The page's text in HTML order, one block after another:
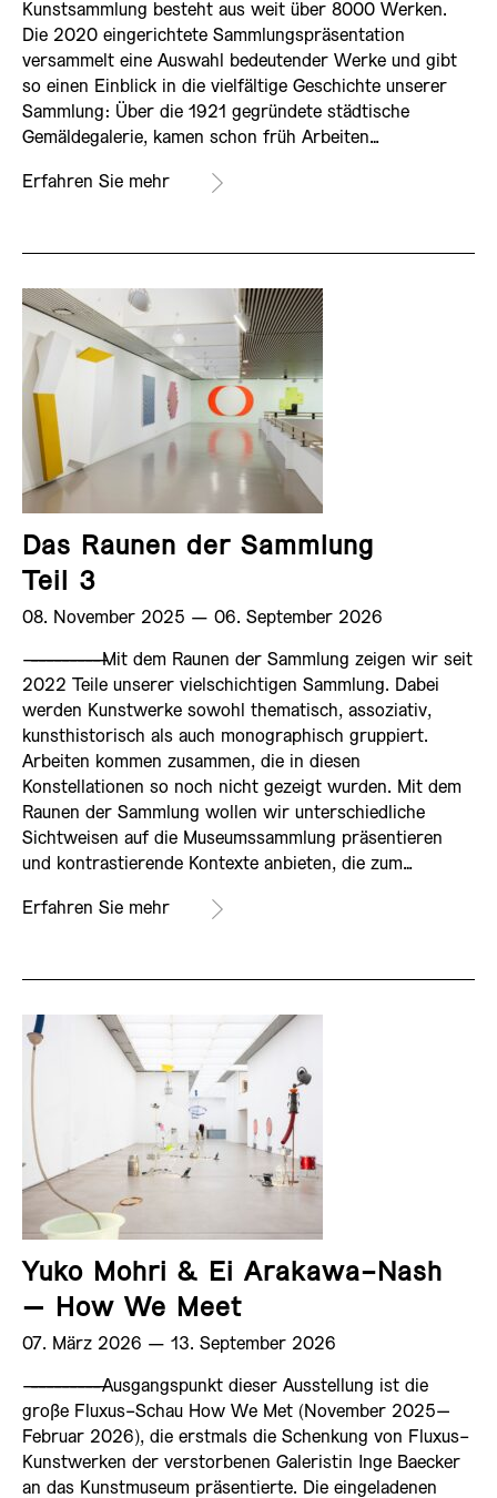
Kunstsammlung besteht aus weit über 8000 Werken.
Die 2020 eingerichtete Sammlungspräsentation
versammelt eine Auswahl bedeutender Werke und gibt
so einen Einblick in die vielfältige Geschichte unserer
Sammlung: Über die 1921 gegründete städtische
Gemäldegalerie, kamen schon früh Arbeiten…
Erfahren Sie mehr
Das Raunen der Sammlung
Teil 3
08. November 2025 ­— 06. September 2026
——————————Mit dem Raunen der Sammlung zeigen wir seit
2022 Teile unserer vielschichtigen Sammlung. Dabei
werden Kunstwerke sowohl thematisch, assoziativ,
kunsthistorisch als auch monographisch gruppiert.
Arbeiten kommen zusammen, die in diesen
Konstellationen so noch nicht gezeigt wurden. Mit dem
Raunen der Sammlung wollen wir unterschiedliche
Sichtweisen auf die Museumssammlung präsentieren
und kontrastierende Kontexte anbieten, die zum…
Erfahren Sie mehr
Yuko Mohri & Ei Arakawa-Nash
– How We Meet
07. März 2026 ­— 13. September 2026
——————————Ausgangspunkt dieser Ausstellung ist die
große Fluxus-Schau How We Met (November 2025–
Februar 2026), die erstmals die Schenkung von Fluxus-
Kunstwerken der verstorbenen Galeristin Inge Baecker
an das Kunstmuseum präsentierte. Die eingeladenen